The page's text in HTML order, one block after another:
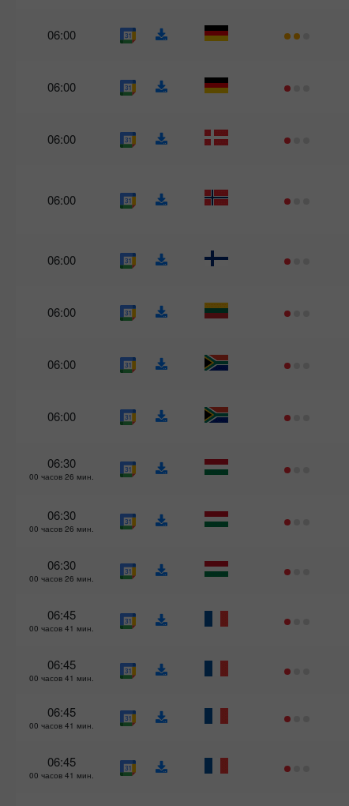
06:00
06:00
06:00
06:00
06:00
06:00
06:00
06:00
06:30
00 часов 26 мин.
06:30
00 часов 26 мин.
06:30
00 часов 26 мин.
06:45
00 часов 41 мин.
06:45
00 часов 41 мин.
06:45
00 часов 41 мин.
06:45
00 часов 41 мин.